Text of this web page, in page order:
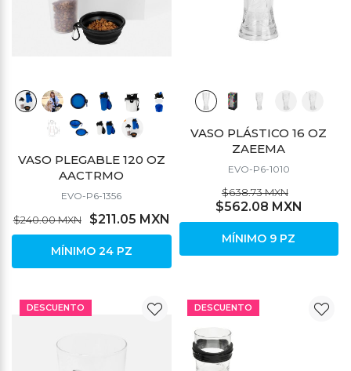
VASO PLEGABLE 120 OZ
AACTRMO
EVO-P6-1356
$240.00 MXN $211.05 MXN
MÍNIMO 24 PZ
VASO PLÁSTICO 16 OZ
ZAEEMA
EVO-P6-1010
$638.73 MXN
$562.08 MXN
MÍNIMO 9 PZ
DESCUENTO DESCUENTO